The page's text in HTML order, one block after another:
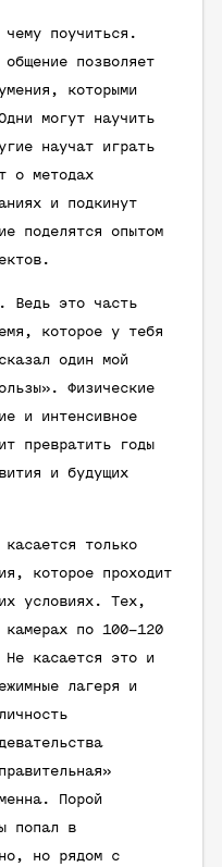
поучиться.
общение позволяет
которыми
могут научить
научат играть
о методах
и подкинут
поделятся опытом
Ведь это часть
которое у тебя
один мой
Физические
и интенсивное
превратить годы
и будущих
только
которое проходит
условиях. Тех,
по 100–120
касается это и
лагеря и
Порой
попал в
но рядом с